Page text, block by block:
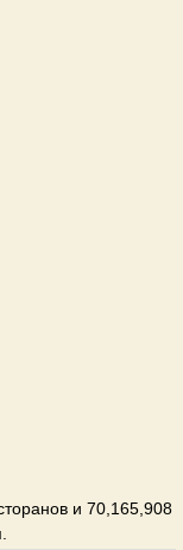
и 70,165,908